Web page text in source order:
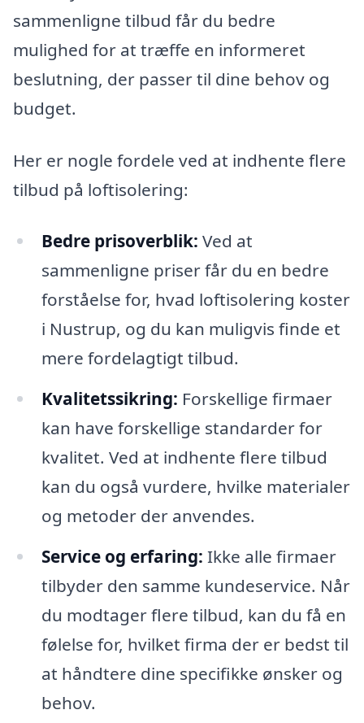
sammenligne tilbud får du bedre
mulighed for at træffe en informeret
beslutning, der passer til dine behov og
budget.
Her er nogle fordele ved at indhente flere
tilbud på loftisolering:
Bedre prisoverblik: Ved at
sammenligne priser får du en bedre
forståelse for, hvad loftisolering koster
i Nustrup, og du kan muligvis finde et
mere fordelagtigt tilbud.
Kvalitetssikring: Forskellige firmaer
kan have forskellige standarder for
kvalitet. Ved at indhente flere tilbud
kan du også vurdere, hvilke materialer
og metoder der anvendes.
Service og erfaring: Ikke alle firmaer
tilbyder den samme kundeservice. Når
du modtager flere tilbud, kan du få en
følelse for, hvilket firma der er bedst til
at håndtere dine specifikke ønsker og
behov.